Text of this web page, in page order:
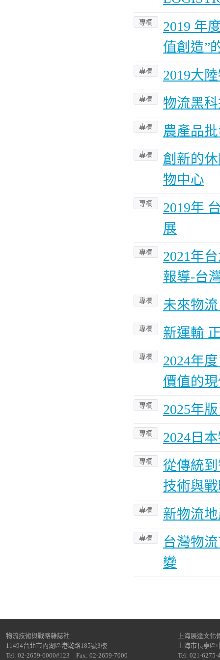
專欄
2019 年
值創造”
專欄 2019大
專欄 物流黑
專欄 農產品
專欄
創新的
物中心
專欄
2019年
展
專欄
2021年
報導-台
專欄 未來物
專欄 新運輸
專欄
2024年
價值的
專欄 2025年
專欄 2024日
專欄
從傳統
技術與
專欄 新物流
專欄
台灣物
變
物流技術與戰略雜誌社
11494台北市內湖區港墘路185號3樓
Tel: 02-2659-6000#123 Fax: 02-2659-7000
上海展達文化
上海市長寧區
Tel: 021-6275-